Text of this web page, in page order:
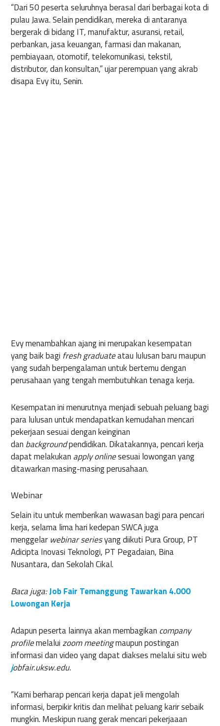
“Dari 50 peserta seluruhnya berasal dari berbagai kota di
pulau Jawa. Selain pendidikan, mereka di antaranya
bergerak di bidang IT, manufaktur, asuransi, retail,
perbankan, jasa keuangan, farmasi dan makanan,
pembiayaan, otomotif, telekomunikasi, tekstil,
distributor, dan konsultan,” ujar perempuan yang akrab
disapa Evy itu, Senin.
Evy menambahkan ajang ini merupakan kesempatan
yang baik bagi fresh graduateatau lulusan baru maupun
yang sudah berpengalaman untuk bertemu dengan
perusahaan yang tengah membutuhkan tenaga kerja.
Kesempatan ini menurutnya menjadi sebuah peluang bagi
para lulusan untuk mendapatkan kemudahan mencari
pekerjaan sesuai dengan keinginan
dan backgroundpendidikan. Dikatakannya, pencari kerja
dapat melakukan apply onlinesesuai lowongan yang
ditawarkan masing-masing perusahaan.
Webinar
Selain itu untuk memberikan wawasan bagi para pencari
kerja, selama lima hari kedepan SWCA juga
menggelarwebinar seriesyang diikuti Pura Group, PT
Adicipta Inovasi Teknologi, PT Pegadaian, Bina
Nusantara, dan Sekolah Cikal.
Baca juga:Job Fair Temanggung Tawarkan 4.000
Lowongan Kerja
Adapun peserta lainnya akan membagikan company
profilemelaluizoom meetingmaupun postingan
informasi dan video yang dapat diakses melalui situ web
jobfair.uksw.edu.
“Kami berharap pencari kerja dapat jeli mengolah
informasi, berpikir kritis dan melihat peluang karir sebaik
mungkin. Meskipun ruang gerak mencari pekerjaaan